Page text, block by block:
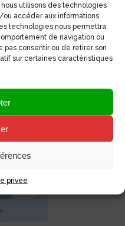
utilisons des technologies
accéder aux informations
technologies nous permettra
de navigation ou
pas consentir ou de retirer son
sur certaines caractéristiques
privée
les 100 milliards
A première vue, la
dans le bilan annuel de
Et ce, malgré un
défavorable, les
des [...]